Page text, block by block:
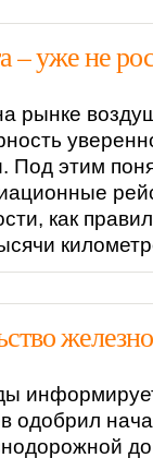
– уже не
рынке
Под этим
как
одобрил